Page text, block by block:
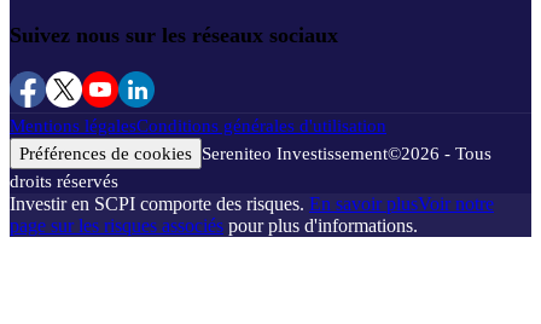
Suivez nous sur les réseaux sociaux
Mentions légalesConditions générales d'utilisation
Préférences de cookies Sereniteo Investissement©2026 - Tous
droits réservés
Investir en SCPI comporte des risques. En savoir plusVoir notre
page sur les risques associés pour plus d'informations.